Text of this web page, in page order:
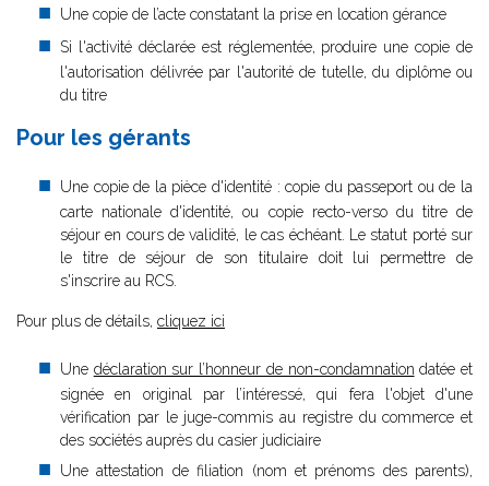
Une copie de l’acte constatant la prise en location gérance
Si l'activité déclarée est réglementée, produire une copie de
l'autorisation délivrée par l'autorité de tutelle, du diplôme ou
du titre
Pour les gérants
Une copie de la pièce d'identité : copie du passeport ou de la
carte nationale d'identité, ou copie recto-verso du titre de
séjour en cours de validité, le cas échéant. Le statut porté sur
le titre de séjour de son titulaire doit lui permettre de
s'inscrire au RCS.
Pour plus de détails, cliquez ici
Une déclaration sur l’honneur de non-condamnation datée et
signée en original par l’intéressé, qui fera l'objet d'une
vérification par le juge-commis au registre du commerce et
des sociétés auprès du casier judiciaire
Une attestation de filiation (nom et prénoms des parents),